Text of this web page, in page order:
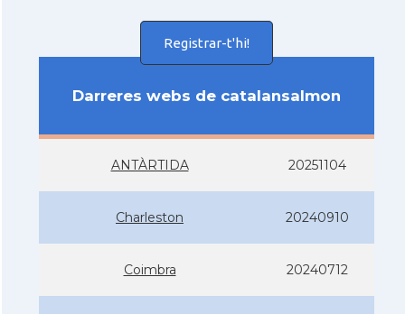
Registrar-t'hi!
Darreres webs de catalansalmon
ANTÀRTIDA 20251104
Charleston 20240910
Coimbra 20240712